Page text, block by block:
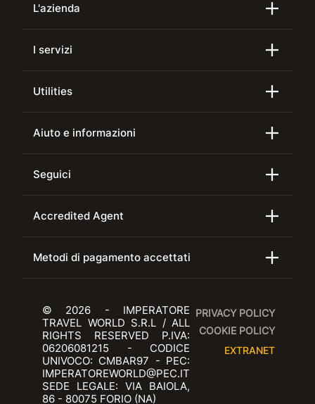
L'azienda
I servizi
Utilities
Aiuto e informazioni
Seguici
Accredited Agent
Metodi di pagamento accettati
© 2026 - IMPERATORE
TRAVEL WORLD S.R.L / ALL
RIGHTS RESERVED P.IVA:
06206081215 - CODICE
UNIVOCO: CMBAR97 - PEC:
IMPERATOREWORLD@PEC.IT
SEDE LEGALE: VIA BAIOLA,
86 - 80075 FORIO (NA)
PRIVACY POLICY
COOKIE POLICY
EXTRANET